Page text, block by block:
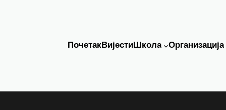
ПочетакВијестиШкола Организација